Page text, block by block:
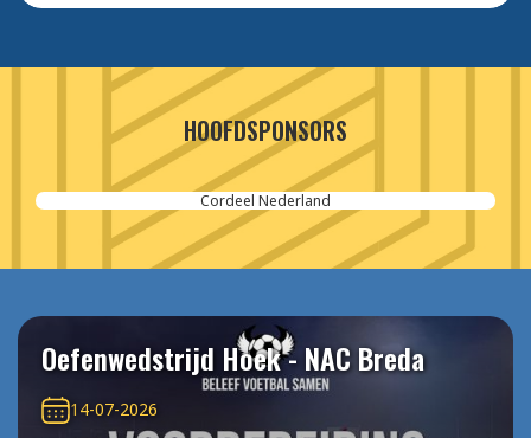
HOOFDSPONSORS
Cordeel Nederland
Oefenwedstrijd Hoek - NAC Breda
14-07-2026